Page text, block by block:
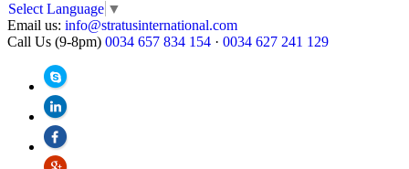
Select Language ▼
Email us: info@stratusinternational.com
Call Us (9-8pm) 0034 657 834 154 · 0034 627 241 129